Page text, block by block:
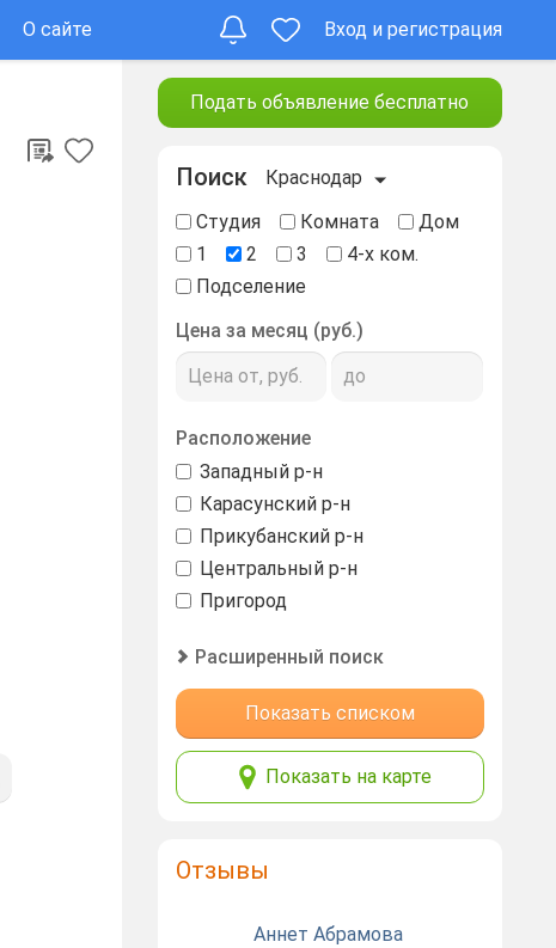
О сайте Вход и регистрация
Подать объявление бесплатно
Поиск
Краснодар
Студия
Комната
Дом
1
2 3
4-х ком.
Подселение
Цена за месяц (руб.)
Расположение
Западный р-н
Карасунский р-н
Прикубанский р-н
Центральный р-н
Пригород
Расширенный поиск
Показать списком
Показать на карте
Отзывы
Аннет Абрамова